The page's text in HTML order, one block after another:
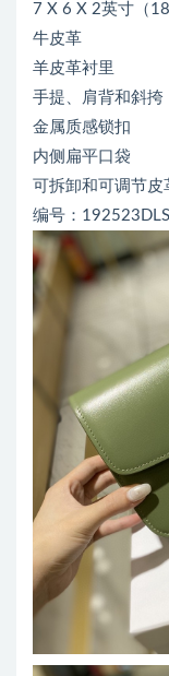
7 X 6 X 2英寸（
牛皮革
羊皮革衬里
手提、肩背和斜挎
金属质感锁扣
内侧扁平口袋
可拆卸和可调节皮
编号：